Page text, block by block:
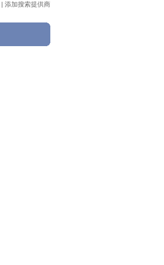
| 添加搜索提供商